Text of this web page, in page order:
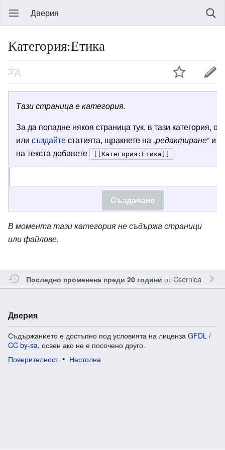
Дверия
Категория:Етика
Тази страница е категория.
За да попадне някоя страница тук, в тази категория,
илисъздайтестатията, щракнете на „редактиране“ и
на текста добавете
[[Категория:Етика]]
В момента тази категория не съдържа страници
или файлове.
Последно променена преди 20 години отCsernica
Дверия
Съдържанието е достъпно под условията на лиценза GFDL /
CC by-sa, освен ако не е посочено друго.
Поверителност
Настолна